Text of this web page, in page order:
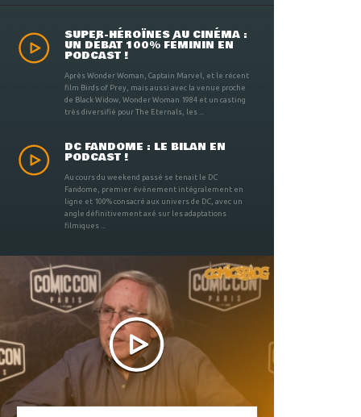
SUPER-HÉROÏNES AU CINÉMA :
UN DÉBAT 100% FÉMININ EN
PODCAST !
Après Wonder Woman, Captain Marvel, et le récent
film Birds of Prey, mais aussi avec la venue proche
de Black Widow, Wonder Woman 1984 et un casting
très diversifié pour The Eternals, les ...
DC FANDOME : LE BILAN EN
PODCAST !
Au cours du weekend passé se tenait le DC
Fandome, premier évènement intégralement en
ligne et 100% consacré aux univers de DC, avec un
angle définitivement axé sur les adaptations
filmiques ...